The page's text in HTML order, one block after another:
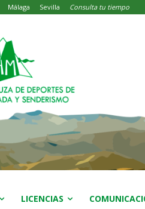
Málaga Sevilla Consulta tu tiempo
LICENCIAS